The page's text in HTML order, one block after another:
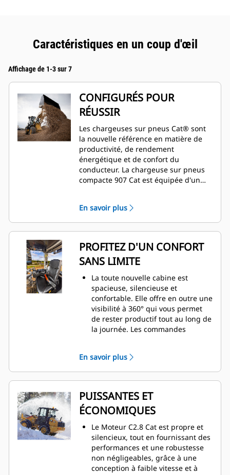
Caractéristiques en un coup d'œil
Affichage de 1-3 sur 7
CONFIGURÉS POUR
RÉUSSIR
Les chargeuses sur pneus Cat® sont
la nouvelle référence en matière de
productivité, de rendement
énergétique et de confort du
conducteur. La chargeuse sur pneus
compacte 907 Cat est équipée d'un
chaîne cinématique intelligente à
hystats pour offrir un rendement
énergétique exceptionnel. Ce moteur
répond aux exigences de la norme
Stage V pour l'Union européenne (Tier
4 Final de l'EPA pour les États-Unis),
grâce à un module d'émissions
propres conçu pour s'autogérer afin
que vous puissiez vous concentrer sur
la tâche à accomplir.
En savoir plus
PROFITEZ D'UN CONFORT
SANS LIMITE
La toute nouvelle cabine est
spacieuse, silencieuse et
confortable. Elle offre en outre une
visibilité à 360° qui vous permet
de rester productif tout au long de
la journée. Les commandes
pour les fonctions de levage et
d'inclinaison ainsi qu'une plage de
vitesse contrôlable au pouce, un
interrupteur marche avant/point
mort/marche arrière (FNR), un
contacteur de blocage de
différentiel et un débit constant.
Un manipulateur dédié à une
quatrième fonction est également
disponible en option.
L'affichage numérique avec
En savoir plus
PUISSANTES ET
ÉCONOMIQUES
Le Moteur C2.8 Cat est propre et
silencieux, tout en fournissant des
performances et une robustesse
non négligeables, grâce à une
conception à faible vitesse et à